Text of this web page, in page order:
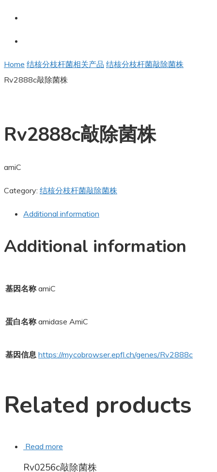
Home 结核分枝杆菌相关产品 结核分枝杆菌敲除菌株
Rv2888c敲除菌株
Rv2888c敲除菌株
amiC
Category: 结核分枝杆菌敲除菌株
Additional information
Additional information
基因名称 amiC
蛋白名称 amidase AmiC
基因信息 https://mycobrowser.epfl.ch/genes/Rv2888c
Related products
Read more
Rv0256c敲除菌株